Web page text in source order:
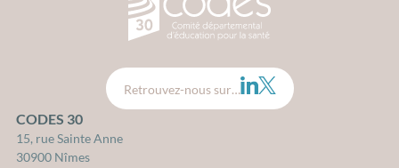
Retrouvez-nous sur… LinkedIn
Twitter
CODES 30
15, rue Sainte Anne
30900 Nîmes